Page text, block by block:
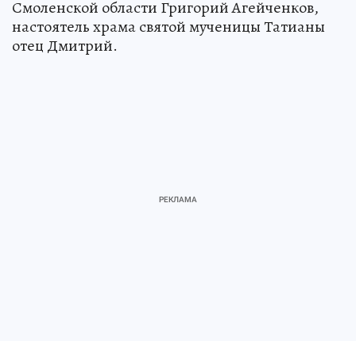
Смоленской области Григорий Агейченков,
настоятель храма святой мученицы Татианы
отец Дмитрий.